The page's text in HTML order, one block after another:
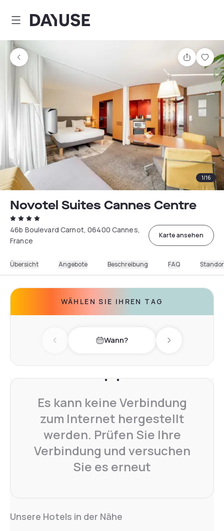
Dayuse
Teilen
1/16
Novotel Suites Cannes Centre
46b Boulevard Carnot, 06400 Cannes,
France
Karte ansehen
Übersicht Angebote Beschreibung FAQ
WÄHLEN SIE IHREN TAG
Previous day Wann? Next day
Es kann keine Verbindung
zum Internet hergestellt
werden. Prüfen Sie Ihre
Verbindung und versuchen
Sie es erneut
Unsere Hotels in der Nähe